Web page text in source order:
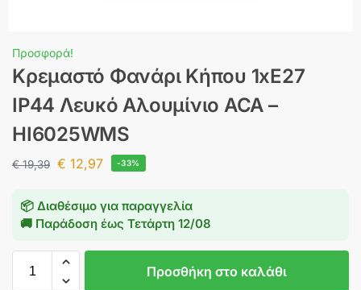
Προσφορά!
Κρεμαστό Φανάρι Κήπου 1xΕ27
ΙΡ44 Λευκό Αλουμίνιο ACA –
HI6025WMS
€19,39 € 12,97 -33%
📦 Διαθέσιμο για παραγγελία
🚚 Παράδοση έως Τετάρτη 12/08
Προσθήκη στο καλάθι